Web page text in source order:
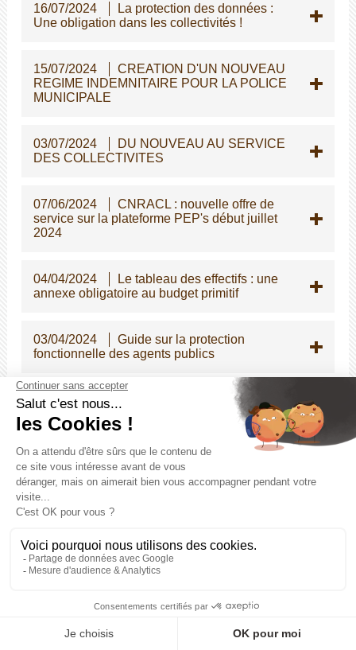
16/07/2024
La protection des données :
Une obligation dans les collectivités !
15/07/2024
CREATION D'UN NOUVEAU
REGIME INDEMNITAIRE POUR LA POLICE
MUNICIPALE
03/07/2024
DU NOUVEAU AU SERVICE
DES COLLECTIVITES
07/06/2024
CNRACL : nouvelle offre de
service sur la plateforme PEP's début juillet
2024
04/04/2024
Le tableau des effectifs : une
annexe obligatoire au budget primitif
03/04/2024
Guide sur la protection
fonctionnelle des agents publics
12/03/2024
PLATEFORME PEP's ET
DELEGATION
05/03/2024 MEDECINE DU TRAVAIL
23/02/2024
du travail de nuit et du travail des dimanches
de mairie, le CDG peut vous accompagner ?